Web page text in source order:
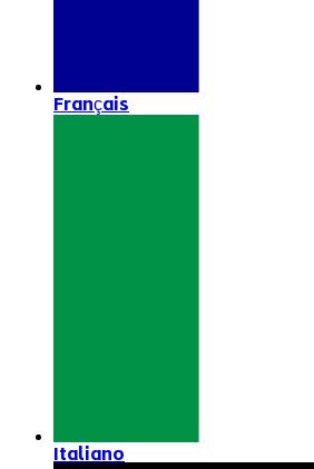
Français
Italiano